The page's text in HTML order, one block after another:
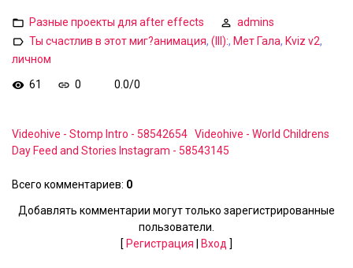
Разные проекты для after effects
admins
Ты счастлив в этот миг?анимация, (III):, Мет Гала, Kviz v2,
личном
61
0 0.0/0
Videohive - Stomp Intro - 58542654 Videohive - World Childrens
Day Feed and Stories Instagram - 58543145
Всего комментариев: 0
Добавлять комментарии могут только зарегистрированные
пользователи.
[ Регистрация Вход ]